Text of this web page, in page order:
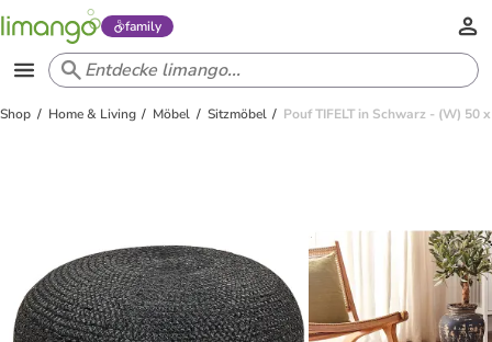
family
Shop Home & Living Möbel Sitzmöbel Pouf TIFELT in Schwarz - (W) 50